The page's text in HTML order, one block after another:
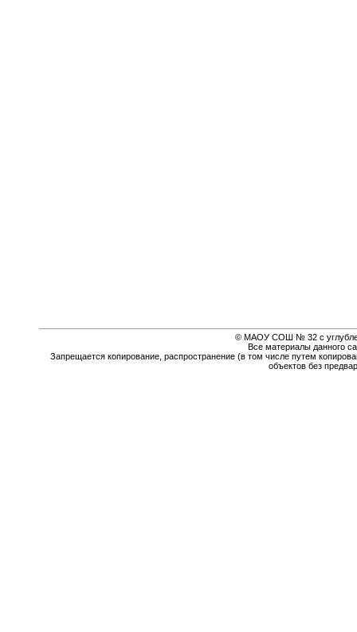
© МАОУ СОШ № 32 с
Все материалы данного
Запрещается копирование, распространение (в том числе путем
объектов без